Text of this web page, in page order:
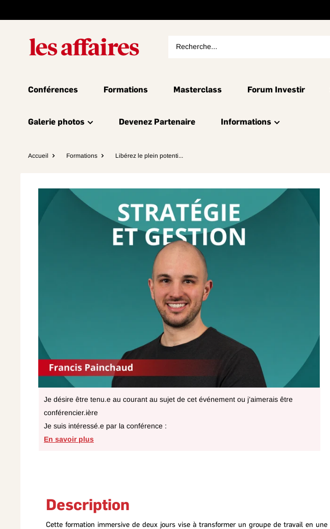
Conférences Formations Masterclass Forum Investir
Galerie photos Devenez Partenaire Informations
Accueil Formations Libérez le plein potenti...
Je désire être tenu.e au courant au sujet de cet événement ou j’aimerais être
conférencier.ière
Je suis intéressé.e par la conférence :
En savoir plus
Description
Cette formation immersive de deux jours vise à transformer un groupe de travail en une